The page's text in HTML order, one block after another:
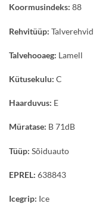
Koormusindeks: 88
Rehvitüüp: Talverehvid
Talvehooaeg: Lamell
Kütusekulu: C
Haarduvus: E
Müratase: B 71dB
Tüüp: Sõiduauto
EPREL: 638843
Icegrip: Ice